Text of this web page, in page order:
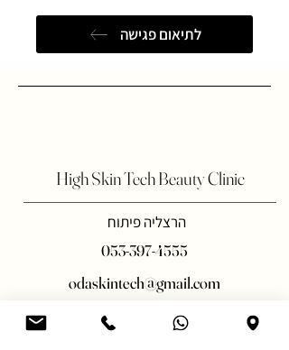
לתיאום פגישה
High Skin Tech Beauty Clinic
הרצליה פיתוח
053-397-4555
odaskintech@gmail.com